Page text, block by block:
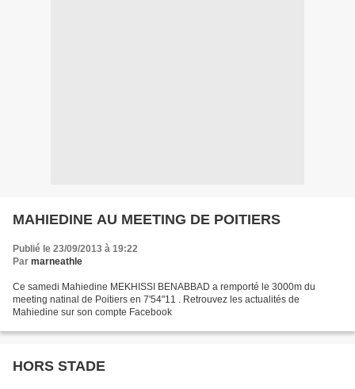
MAHIEDINE AU MEETING DE POITIERS
Publié le 23/09/2013 à 19:22
Par marneathle
Ce samedi Mahiedine MEKHISSI BENABBAD a remporté le 3000m du
meeting natinal de Poitiers en 7'54"11 . Retrouvez les actualités de
Mahiedine sur son compte Facebook
HORS STADE